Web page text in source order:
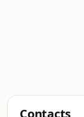
Contacts